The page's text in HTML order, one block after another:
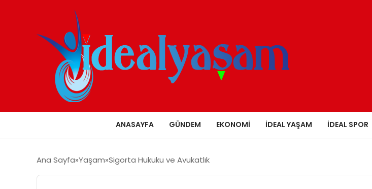
ANASAYFA GÜNDEM EKONOMI İDEAL YAŞAM İDEAL SPOR
Ana Sayfa Yaşam Sigorta Hukuku ve Avukatlık